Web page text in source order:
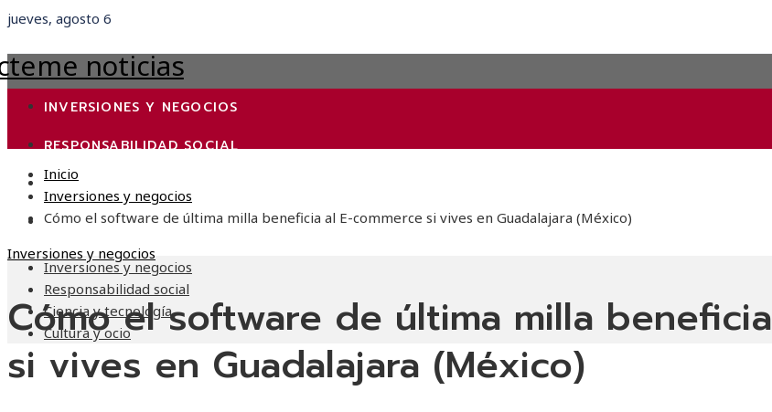
jueves, agosto 6
INVERSIONES Y NEGOCIOS
RESPONSABILIDAD SOCIAL
CIENCIA Y TECNOLOGÍA
CULTURA Y OCIO
Inversiones y negocios
Responsabilidad social
Ciencia y tecnología
Cultura y ocio
Inicio
Inversiones y negocios
Cómo el software de última milla beneficia al E-commerce si vives en Guadalajara (México)
Inversiones y negocios
Cómo el software de última milla
si vives en Guadalajara (México)